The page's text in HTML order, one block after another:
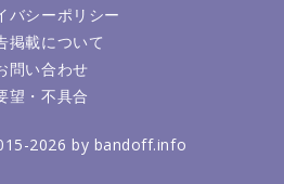
バシーポリシー
掲載について
問い合わせ
望・不具合
2026 by bandoff.info